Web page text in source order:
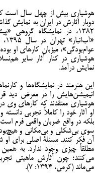
هوشیاری بیش از چهل سال است
دوبار آثارش در ایران به نمایش
1382، در نمایشگاه گروهی
عوام‌بودگی»، میزبان کارهای او
هوشیاری در کنار آثار سایر
نمایش درآمد.
این هنرمند در نمایشگاه‌ها و
انیمیشن‌هایش را در معرض دید
هوشیاری معتقدند که کارهای وی در
او آثار خود را کاملاً تجربی
بلکه در واقع ضربان واقعی فرم
سوی بی‌شکلی و بی‌مکانی و
آن فکر کنند. مسئلۀ اصلی برای
مطلقاً چیزی وجود ندارد. به
می‌کنند؛ چون آثارش ماهیتی
می‌ماند (کرمی، 1394: 7).